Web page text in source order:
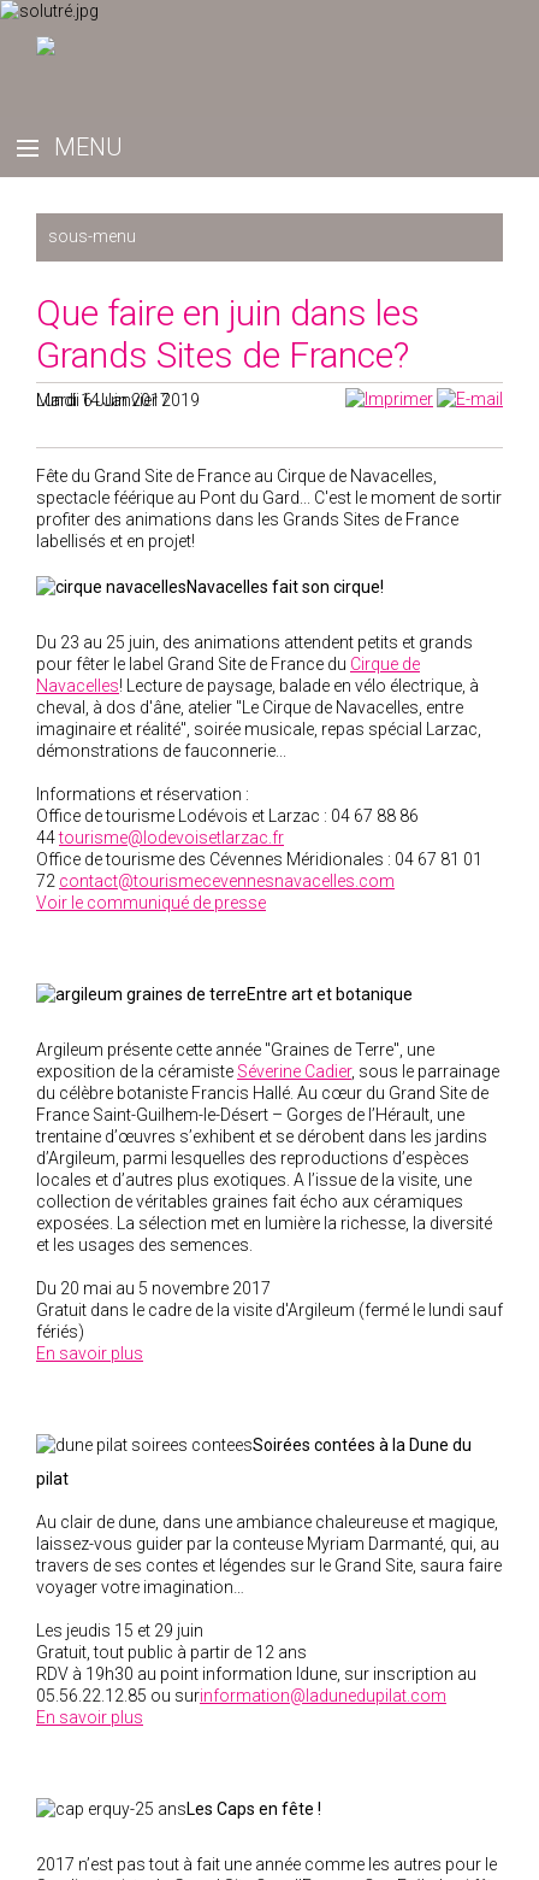
2025
2024
2023
2020
2021
2017
2016
2015
2014
2012
2011
2010
2009
2008
2006
2004
Que faire en juin dans les
Grands Sites de France?
Mardi 6 Juin 2017
Lundi 14 Janvier 2019
Fête du Grand Site de France au Cirque de Navacelles,
spectacle féérique au Pont du Gard... C'est le moment de sortir
profiter des animations dans les Grands Sites de France
labellisés et en projet!
Navacelles fait son cirque!
Du 23 au 25 juin, des animations attendent petits et grands
pour fêter le label Grand Site de France du Cirque de
Navacelles! Lecture de paysage, balade en vélo électrique, à
cheval, à dos d'âne, atelier "Le Cirque de Navacelles, entre
imaginaire et réalité", soirée musicale, repas spécial Larzac,
démonstrations de fauconnerie...
Informations et réservation :
Office de tourisme Lodévois et Larzac : 04 67 88 86
44tourisme@lodevoisetlarzac.fr
Office de tourisme des Cévennes Méridionales : 04 67 81 01
72 contact@tourismecevennesnavacelles.com
Voir le communiqué de presse
Entre art et botanique
Argileum présente cette année "Graines de Terre", une
exposition de la céramiste Séverine Cadier, sous le parrainage
du célèbre botaniste Francis Hallé. Au cœur du Grand Site de
France Saint-Guilhem-le-Désert – Gorges de l’Hérault, une
trentaine d’œuvres s’exhibent et se dérobent dans les jardins
d’Argileum, parmi lesquelles des reproductions d’espèces
locales et d’autres plus exotiques. A l’issue de la visite, une
collection de véritables graines fait écho aux céramiques
exposées. La sélection met en lumière la richesse, la diversité
et les usages des semences.
Du 20 mai au 5 novembre 2017
Gratuit dans le cadre de la visite d'Argileum (fermé le lundi sauf
fériés)
En savoir plus
Soirées contées à la Dune du
pilat
Au clair de dune, dans une ambiance chaleureuse et magique,
laissez-vous guider par la conteuse Myriam Darmanté, qui, au
travers de ses contes et légendes sur le Grand Site, saura faire
voyager votre imagination…
Les jeudis 15 et 29 juin
Gratuit, tout public à partir de 12 ans
RDV à 19h30 au point information Idune, sur inscription au
05.56.22.12.85 ou surinformation@ladunedupilat.com
En savoir plus
Les Caps en fête !
2017 n’est pas tout à fait une année comme les autres pour le